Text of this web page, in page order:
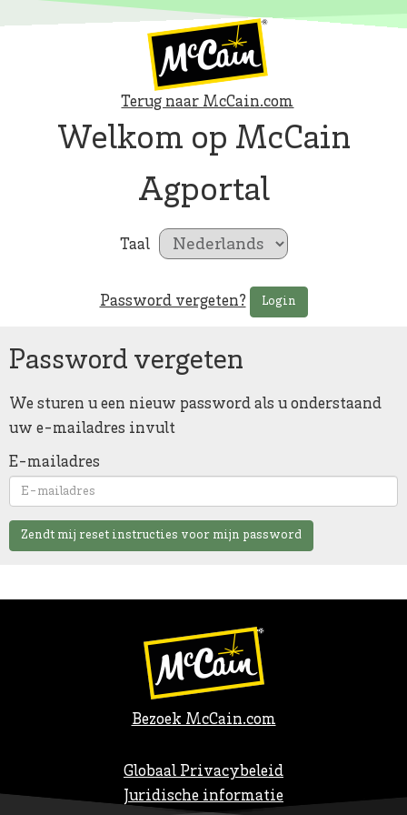
Terug naar McCain.com
Welkom op McCain
Agportal
Taal
Password vergeten? Login
Password vergeten
We sturen u een nieuw password als u onderstaand
uw e-mailadres invult
E-mailadres
Zendt mij reset instructies voor mijn password
Bezoek McCain.com
Globaal Privacybeleid
Juridische informatie